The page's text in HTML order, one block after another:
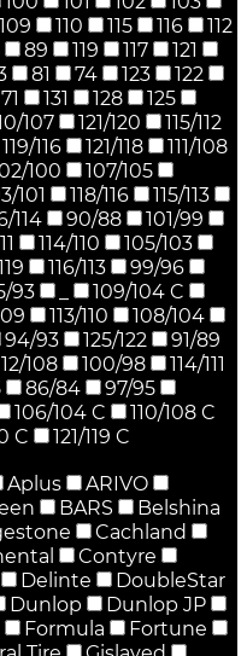
109 110 115 116
112
89 119 117
121
81 74 123
122
71 131 128
125
107 121/120
115/112
119/116 121/118
111/108
100
107/105
101 118/116
115/113
114 90/88
101/99
114/110
105/103
116/113
99/96
93
109/104 C
113/110
108/104
94/93 125/122
91/89
108 100/98
114/111
86/84
97/95
106/104 C
110/108 C
C
121/119 C
Aplus
ARIVO
BARS
Belshina
Cachland
Contyre
Delinte
DoubleStar
Dunlop
Dunlop JP
Formula
Fortune